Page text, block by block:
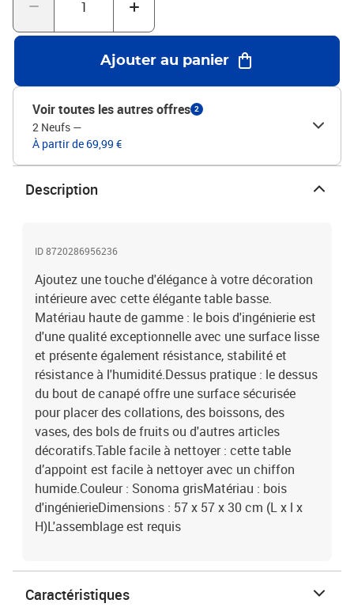
Ajouter au panier
Voir toutes les autres offres 2
2 Neufs —
À partir de 69,99 €
Description
ID 8720286956236
Ajoutez une touche d'élégance à votre décoration
intérieure avec cette élégante table basse.
Matériau haute de gamme : le bois d'ingénierie est
d'une qualité exceptionnelle avec une surface lisse
et présente également résistance, stabilité et
résistance à l'humidité.Dessus pratique : le dessus
du bout de canapé offre une surface sécurisée
pour placer des collations, des boissons, des
vases, des bols de fruits ou d'autres articles
décoratifs.Table facile à nettoyer : cette table
d’appoint est facile à nettoyer avec un chiffon
humide.Couleur : Sonoma grisMatériau : bois
d'ingénierieDimensions : 57 x 57 x 30 cm (L x l x
H)L'assemblage est requis
Caractéristiques